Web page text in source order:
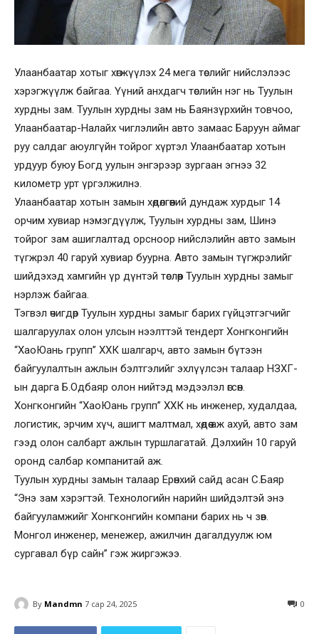
Улаанбаатар хотыг хөгжүүлэх 24 мега төслийг нийслэлээс
хэрэгжүүлж байгаа. Үүний анхдагч төслийн нэг нь Туулын
хурдны зам. Туулын хурдны зам нь Баянзүрхийн товчоо,
Улаанбаатар-Налайх чиглэлийн авто замаас Баруун аймаг
руу салдаг аюулгүйн тойрог хүртэл Улаанбаатар хотын
урдуур буюу Богд уулын энгэрээр зургаан эгнээ 32
километр урт үргэлжилнэ.
Улаанбаатар хотын замын хөдөлгөөний дундаж хурдыг 14
орчим хувиар нэмэгдүүлж, Туулын хурдны зам, Шинэ
тойрог зам ашиглалтад орсноор нийслэлийн авто замын
түгжрэл 40 гаруй хувиар буурна. Авто замын түгжрэлийг
шийдэхэд хамгийн үр дүнтэй төслөөр Туулын хурдны замыг
нэрлэж байгаа.
Тэгвэл өчигдөр Туулын хурдны замыг барих гүйцэтгэгчийг
шалгаруулах олон улсын нээлттэй тендерт Хонгконгийн
“ХаоЮань групп” ХХК шалгарч, авто замын бүтээн
байгуулалтын ажлын бэлтгэлийг эхлүүлсэн талаар НЗХГ-
ын дарга Б.Одбаяр олон нийтэд мэдээлэл өгсөн.
Хонгконгийн “ХаоЮань групп” ХХК нь инженер, худалдаа,
логистик, эрчим хүч, ашигт малтмал, хөдөө аж ахуй, авто зам
гээд олон салбарт ажлын туршлагатай. Дэлхийн 10 гаруй
оронд салбар компанитай аж.
Туулын хурдны замын талаар Ерөнхий сайд асан С.Баяр
“Энэ зам хэрэгтэй. Технологийн нарийн шийдэлтэй энэ
байгууламжийг Хонгконгийн компани барих нь ч зөв.
Монгол инженер, менежер, ажилчин дагалдуулж юм
сургавал бүр сайн” гэж жиргэжээ.
By Mandmn 7 сар 24, 2025 0